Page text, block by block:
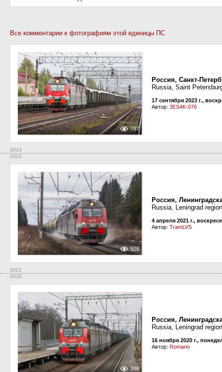
Все комментарии к фотографиям этой единицы ПС
787
Россия, Санкт-
Russia, Saint
17 сентября 2023 г.,
Автор: 3ES4K-076
2023
2021
528
Россия,
Russia, Leningrad
4 апреля 2021 г.,
Автор: TramLVS
2021
2020
386
Россия,
Russia, Leningrad
16 ноября 2020 г.,
Автор: Romario